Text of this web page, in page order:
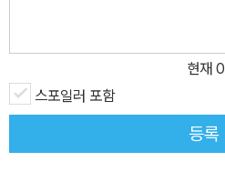
현재 0
스포일러 포함
등록